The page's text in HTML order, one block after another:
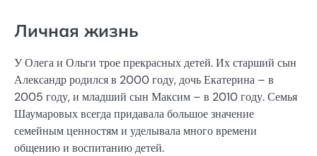
Личная жизнь
У Олега и Ольги трое прекрасных детей. Их старший сын
Александр родился в 2000 году, дочь Екатерина – в
2005 году, и младший сын Максим – в 2010 году. Семья
Шаумаровых всегда придавала большое значение
семейным ценностям и уделывала много времени
общению и воспитанию детей.